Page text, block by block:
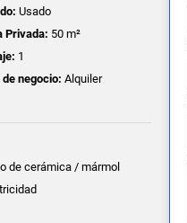
Usado
Privada: 50 m²
1
de negocio: Alquiler
de cerámica / mármol